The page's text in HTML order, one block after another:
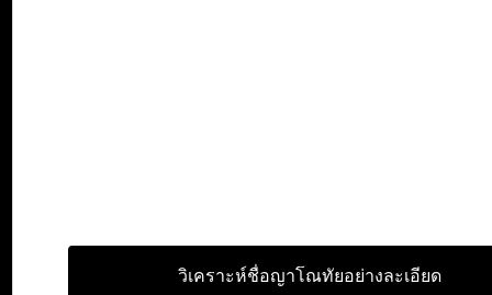
วิเคราะห์ชื่อญาโณทัยอย่างละเอียด